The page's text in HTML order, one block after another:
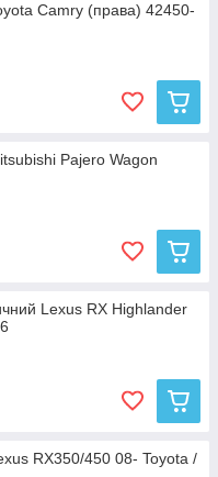
Camry (права) 42450-
Pajero Wagon
Lexus RX Highlander
RX350/450 08- Toyota /